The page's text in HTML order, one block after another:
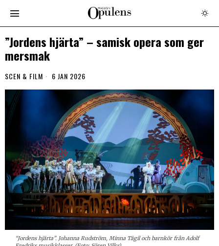
”Jordens hjärta” – samisk opera som ger
mersmak
SCEN & FILM 6 JAN 2026
“Jordens hjärta”. Johanna Rudström, Minna Tägil och barnkör från Adolf